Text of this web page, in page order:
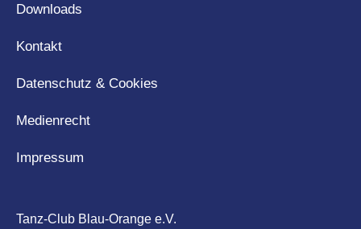
Downloads
Kontakt
Datenschutz & Cookies
Medienrecht
Impressum
Tanz-Club Blau-Orange e.V.